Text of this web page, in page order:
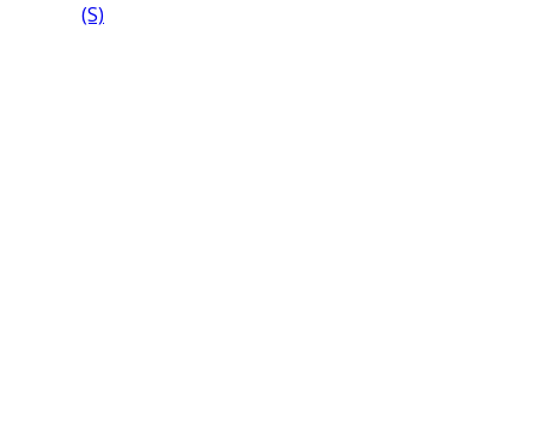
(S)